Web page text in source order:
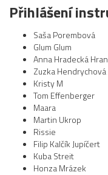
Přihlášení
Saša Porembová
Glum Glum
Anna Hradecká
Zuzka
Kristy M
Tom Effenberger
Maara
Martin Ukrop
Rissie
Filip Kalčík Jupíčert
Kuba Streit
Honza Mrázek